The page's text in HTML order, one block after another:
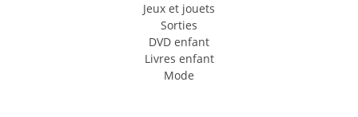
Jeux et jouets
Sorties
DVD enfant
Livres enfant
Mode